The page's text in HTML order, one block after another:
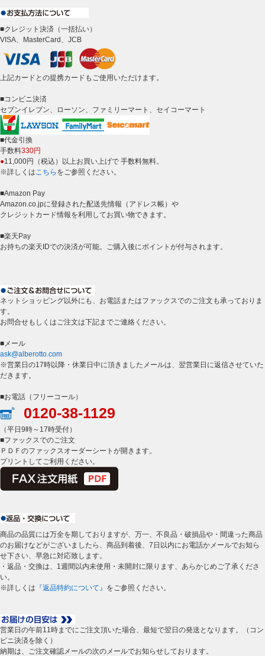
■クレジット決済（一括払い）
VISA、MasterCard、JCB
上記カードとの提携カードもご使用いただけます。
■コンビニ決済
セブンイレブン、ローソン、ファミリーマート、セイコーマート
■代金引換
手数料330円
●11,000円（税込）以上お買い上げで 手数料無料。
※詳しくはこちら をご参照ください。
■Amazon Pay
Amazon.co.jpに登録された配送先情報（アドレス帳）や
クレジットカード情報を利用してお買い物できます。
■楽天Pay
お持ちの楽天IDでの決済が可能。ご購入後にポイントが付与されます。
ネットショッピング以外にも、お電話またはファックスでのご注文も承っておりま
す。
お問合せもしくはご注文は下記までご連絡ください。
■メール
ask@alberotto.com
※営業日の17時以降・休業日中に頂きましたメールは、翌営業日に返信させていた
だきます。
■お電話（フリーコール）
0120-38-1129
（平日9時～17時受付）
■ファックスでのご注文
ＰＤＦのファックスオーダーシートが開きます。
プリントしてご利用ください。
商品の品質には万全を期しておりますが、万一、不良品・破損品や・間違った商品
のお届けなどがございましたら、商品到着後、7日以内にお電話かメールでお知ら
せ下さい、早急に対応致します。
・返品・交換は、1週間以内未使用・未開封に限ります、あらかじめご了承くださ
い。
※詳しくは 『返品特約について』 をご参照ください。
営業日の午前11時までにご注文頂いた場合、最短で翌日の発送となります。（コン
ビニ決済を除く）
納期は、ご注文確認メールの次のメールでお知らせしております。